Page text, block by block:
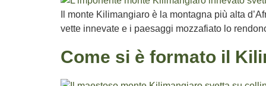
Il monte Kilimangiaro è la montagna più alta
vette innevate e i paesaggi mozzafiato lo
Come si è formato il